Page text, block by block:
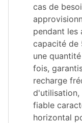
cas de
pendant les
capacité de
une
fois,
recharge
fiable
horizontal